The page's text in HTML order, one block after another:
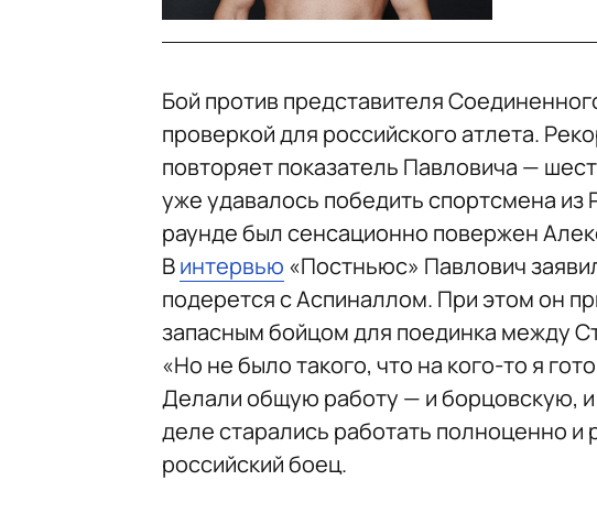
Бой против представителя
проверкой для российского атлета.
повторяет показатель Павловича —
уже удавалось победить спортсмена из
раунде был сенсационно повержен
Винтервью «Постньюс» Павлович
подерется с Аспиналлом. При этом он
запасным бойцом для поединка между
«Но не было такого, что на кого-то я
Делали общую работу — и борцовскую,
деле старались работать полноценно и
российский боец.